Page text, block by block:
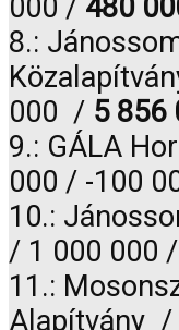
000 / 480
8.:
000 / 5 856
9.: GÁLA
000 / -100
10.:
/ 1 000 000
11.:
Alapítvány /